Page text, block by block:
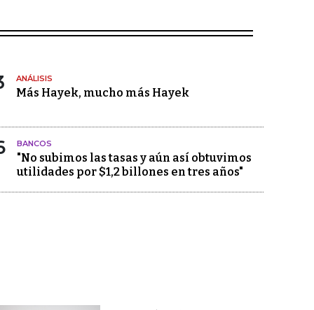
ANÁLISIS
Más Hayek, mucho más Hayek
BANCOS
"No subimos las tasas y aún así obtuvimos
utilidades por $1,2 billones en tres años"